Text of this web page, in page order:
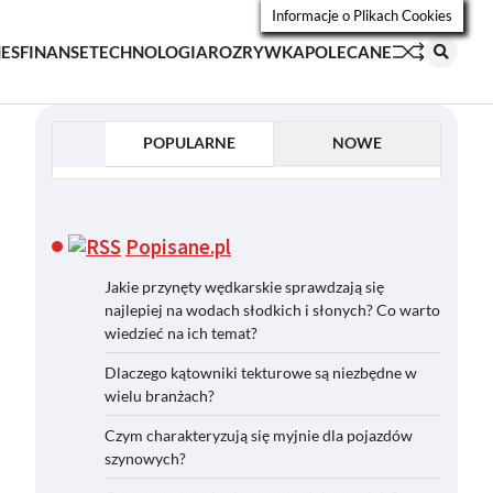
FINANSETECHNOLOGIAROZRYWKAPOLECANE
POPULARNE NOWE
Popisane.pl
Jakie przynęty wędkarskie sprawdzają się
najlepiej na wodach słodkich i słonych? Co warto
wiedzieć na ich temat?
Dlaczego kątowniki tekturowe są niezbędne w
wielu branżach?
Czym charakteryzują się myjnie dla pojazdów
szynowych?
Informacje o Plikach Cookies